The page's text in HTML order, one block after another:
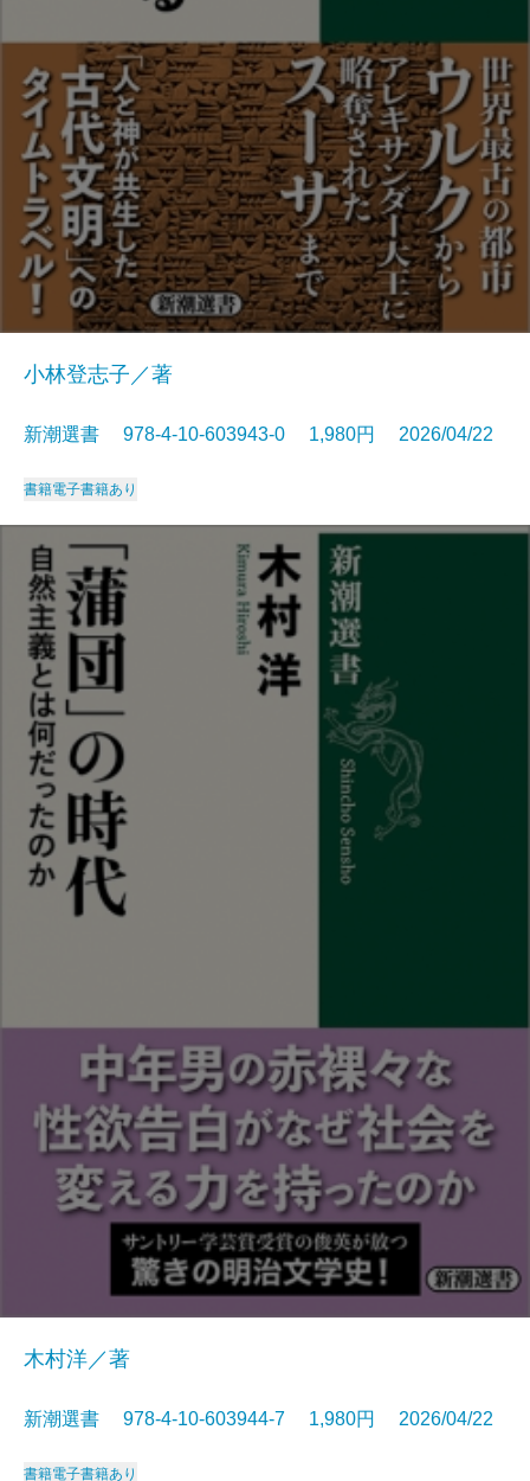
小林登志子／著
新潮選書 978-4-10-603943-0 1,980円 2026/04/22
書籍電子書籍あり
木村洋／著
新潮選書 978-4-10-603944-7 1,980円 2026/04/22
書籍電子書籍あり